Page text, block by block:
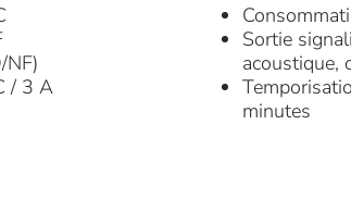
NF)
/ 3 A
Sortie
acoustique,
minutes